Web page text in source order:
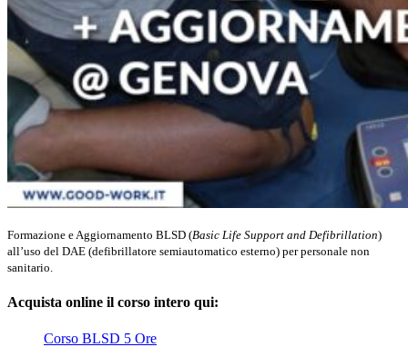
Formazione e Aggiornamento BLSD (Basic Life Support and Defibrillation)
all’uso del DAE (defibrillatore semiautomatico esterno) per personale non
sanitario.
Acquista online il corso intero qui:
Corso BLSD 5 Ore